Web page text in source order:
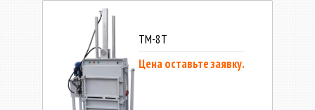
ТМ-8Т
Цена оставьте заявку.